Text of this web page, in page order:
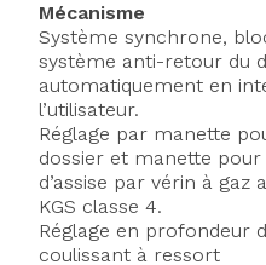
Mécanisme
Système synchrone,
système anti-retour du
automatiquement en
l’utilisateur.
Réglage par manette
dossier et manette
d’assise par vérin à
KGS classe 4.
Réglage en profondeur
coulissant à ressort